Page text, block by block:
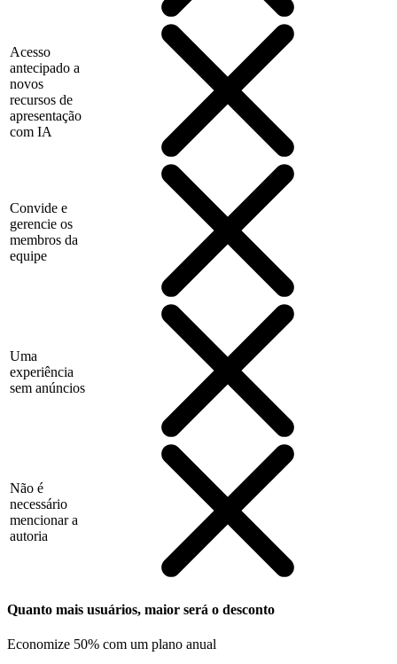
Acesso
antecipado a
novos
recursos de
apresentação
com IA
Convide e
gerencie os
membros da
equipe
Uma
experiência
sem anúncios
Não é
necessário
mencionar a
autoria
Quanto mais usuários, maior será o desconto
Economize 50% com um plano anual